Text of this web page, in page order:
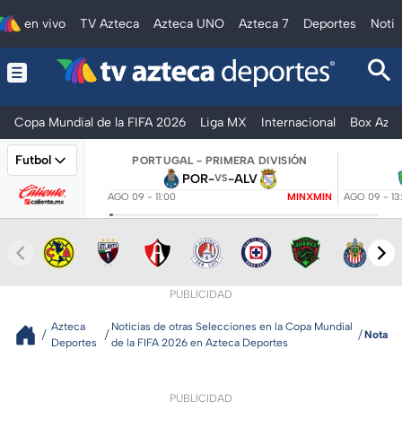
en vivo TV Azteca Azteca UNO Azteca 7 Deportes
Copa Mundial de la FIFA 2026 Liga MX Internacional Box
Futbol PORTUGAL - PRIMERA DIVISIÓN
POR-VS-ALV
AGO 09 - 11:00 MINXMIN AGO 09 -
PUBLICIDAD
Azteca
Deportes
Noticias de otras Selecciones en la Copa Mundial
de la FIFA 2026 en Azteca Deportes
Nota
PUBLICIDAD